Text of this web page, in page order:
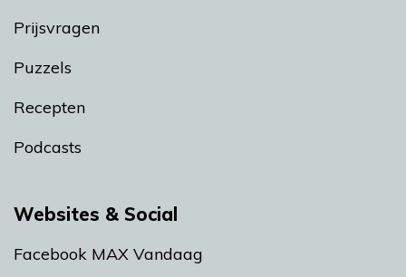
Prijsvragen
Puzzels
Recepten
Podcasts
Websites & Social
Facebook MAX Vandaag